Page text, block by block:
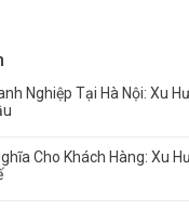
Nghiệp Tại Hà Nội: Xu
Cho Khách Hàng: Xu